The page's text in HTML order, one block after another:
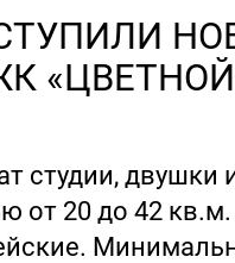
студии, двушки
от 20 до 42